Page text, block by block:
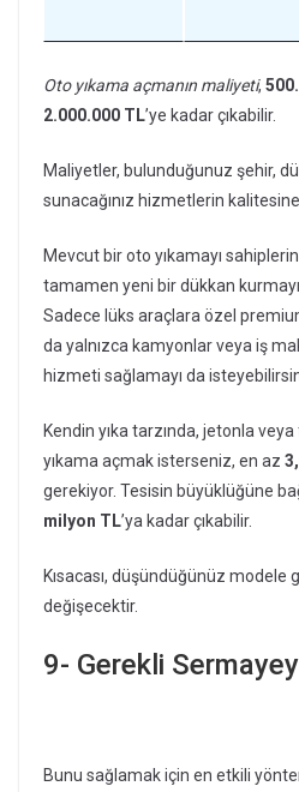
Oto yıkama açmanın maliyeti,
2.000.000 TL’ye kadar çıkabilir.
Maliyetler, bulunduğunuz şehir,
sunacağınız hizmetlerin
Mevcut bir oto yıkamayı
tamamen yeni bir dükkan
Sadece lüks araçlara özel
da yalnızca kamyonlar veya iş
hizmeti sağlamayı da
Kendin yıka tarzında, jetonla
yıkama açmak isterseniz, en az
gerekiyor. Tesisin büyüklüğüne
milyon TL’ya kadar çıkabilir.
Kısacası, düşündüğünüz modele
değişecektir.
9- Gerekli
Bunu sağlamak için en etkili